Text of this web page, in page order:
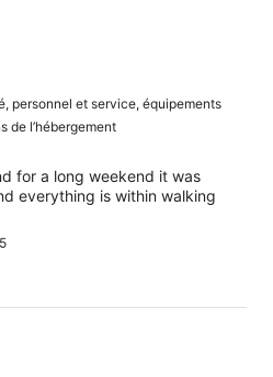
personnel et service, équipements
de l’hébergement
for a long weekend it was
everything is within walking